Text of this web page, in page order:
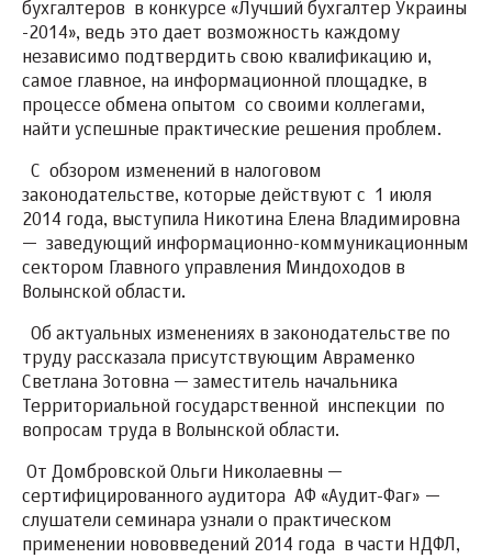
бухгалтеров в конкурсе «Лучший бухгалтер Украины
-2014», ведь это дает возможность каждому
независимо подтвердить свою квалификацию и,
самое главное, на информационной площадке, в
процессе обмена опытом со своими коллегами,
найти успешные практические решения проблем.
С обзором изменений в налоговом
законодательстве, которые действуют с 1 июля
2014 года, выступила Никотина Елена Владимировна
— заведующий информационно-коммуникационным
сектором Главного управления Миндоходов в
Волынской области.
Об актуальных изменениях в законодательстве по
труду рассказала присутствующим Авраменко
Светлана Зотовна — заместитель начальника
Территориальной государственной инспекции по
вопросам труда в Волынской области.
От Домбровской Ольги Николаевны —
сертифицированного аудитора АФ «Аудит-Фаг» —
слушатели семинара узнали о практическом
применении нововведений 2014 года в части НДФЛ,